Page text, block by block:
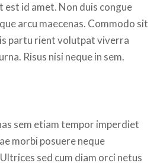
est id amet. Non duis congue
arcu maecenas. Commodo sit
partu rient volutpat viverra
Risus nisi neque in sem.
sem etiam tempor imperdiet
morbi posuere neque
sed cum diam orci netus